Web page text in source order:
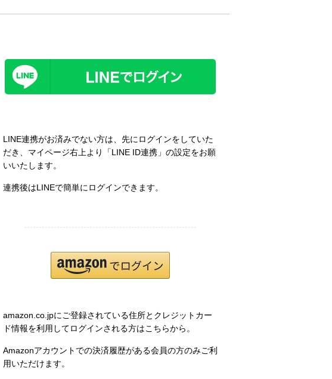
LINE連携がお済みでない方は、先にログインをしていた
だき、マイページ右上より「LINE ID連携」の設定をお願
いいたします。
連携後はLINEで簡単にログインできます。
amazon.co.jpにご登録されている住所とクレジットカー
ド情報を利用してログインされる方はこちらから。
Amazonアカウントでの決済履歴がある会員の方のみご利
用いただけます。